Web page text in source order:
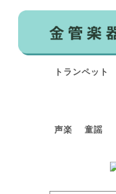
トランペット
声楽 童謡